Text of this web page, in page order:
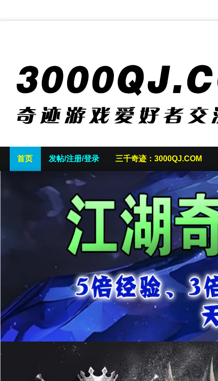
首页 发帖/注册/登录 三千奇迹：3000QJ.COM